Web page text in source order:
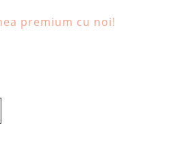
premium cu noi!